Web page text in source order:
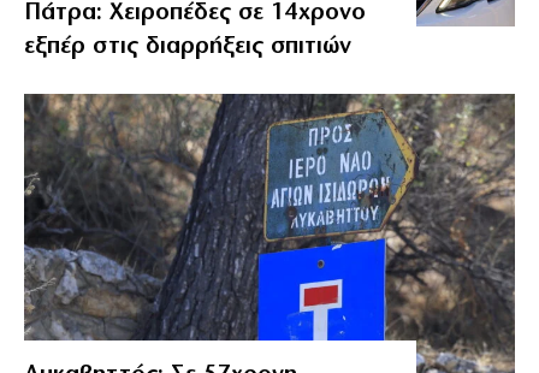
Πάτρα: Χειροπέδες σε 14χρονο
εξπέρ στις διαρρήξεις σπιτιών